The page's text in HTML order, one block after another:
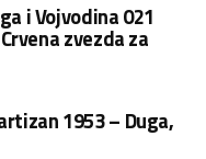
i Vojvodina 021
zvezda za
1953 – Duga,